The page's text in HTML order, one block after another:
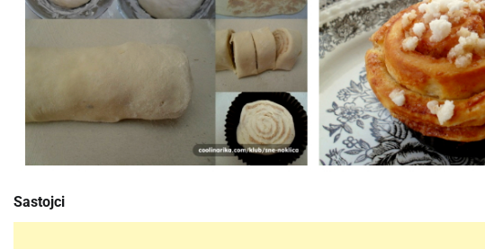
Sastojci